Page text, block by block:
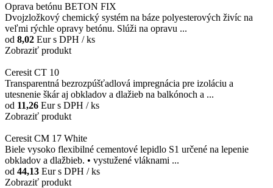
Oprava betónu BETON FIX
Dvojzložkový chemický systém na báze polyesterových živíc na
veľmi rýchle opravy betónu. Slúži na opravu ...
od 8,02 Eurs DPH / ks
Zobraziť produkt
Ceresit CT 10
Transparentná bezrozpúšťadlová impregnácia pre izoláciu a
utesnenie škár aj obkladov a dlažieb na balkónoch a ...
od 11,26 Eurs DPH / ks
Zobraziť produkt
Ceresit CM 17 White
Biele vysoko flexibilné cementové lepidlo S1 určené na lepenie
obkladov a dlažbieb. • vystužené vláknami ...
od 44,13 Eurs DPH / ks
Zobraziť produkt